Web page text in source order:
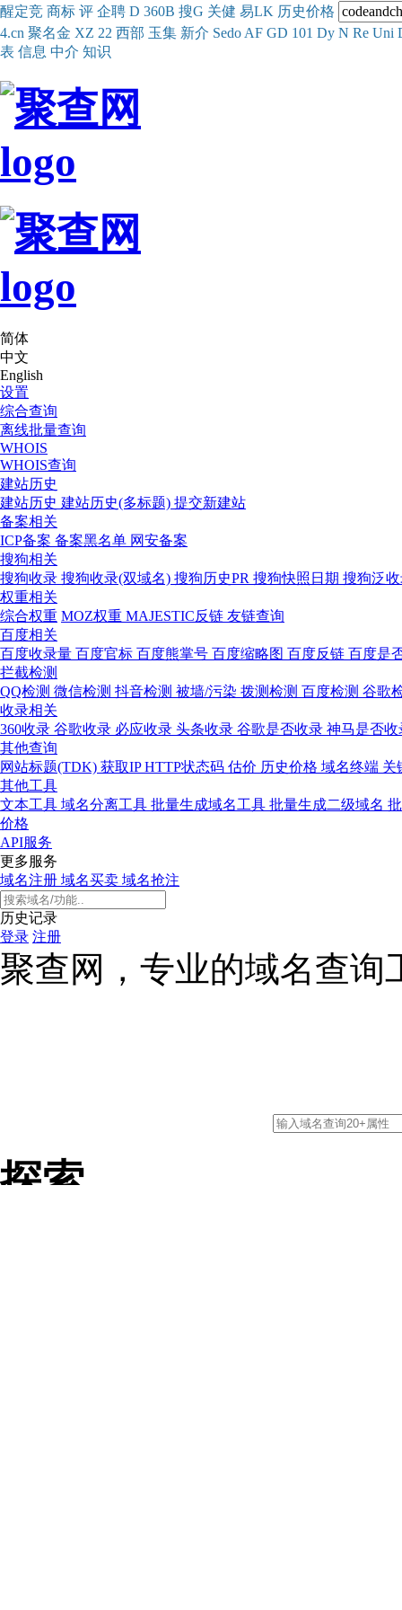
醒定竞 商标 评 企聘 D 360B 搜G 关健 易LK 历史价格
4.cn 聚名金 XZ 22 西部 玉集 新介 Sedo AF GD 101 Dy N Re Uni
表 信息 中介 知识